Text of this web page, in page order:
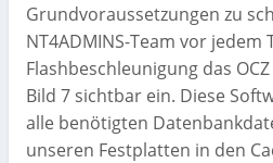
Grundvoraussetzungen zu
NT4ADMINS-Team vor jedem
Flashbeschleunigung das
Bild 7 sichtbar ein. Diese
alle benötigten
unseren Festplatten in den